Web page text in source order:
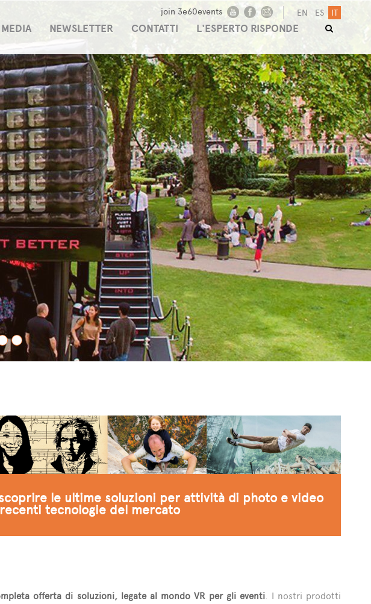
EN ES IT
join 3e60events
MEDIA NEWSLETTER CONTATTI L'ESPERTO RISPONDE
le ultime soluzioni per attività di photo e video
tecnologie del mercato
offerta di soluzioni, legate al mondo VR per gli eventi. I nostri prodotti